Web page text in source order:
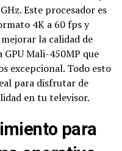
Este procesador es
4K a 60 fps y
la calidad de
GPU Mali-450MP que
excepcional. Todo esto
para disfrutar de
en tu televisor.
para